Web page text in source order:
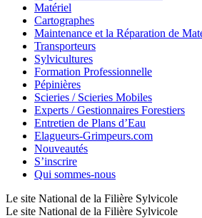
Matériel
Cartographes
Maintenance et la Réparation de
Transporteurs
Sylvicultures
Formation Professionnelle
Pépinières
Scieries / Scieries Mobiles
Experts / Gestionnaires Forestiers
Entretien de Plans d’Eau
Elagueurs-Grimpeurs.com
Nouveautés
S’inscrire
Qui sommes-nous
Le site National de la Filière Sylvicole
Le site National de la Filière Sylvicole